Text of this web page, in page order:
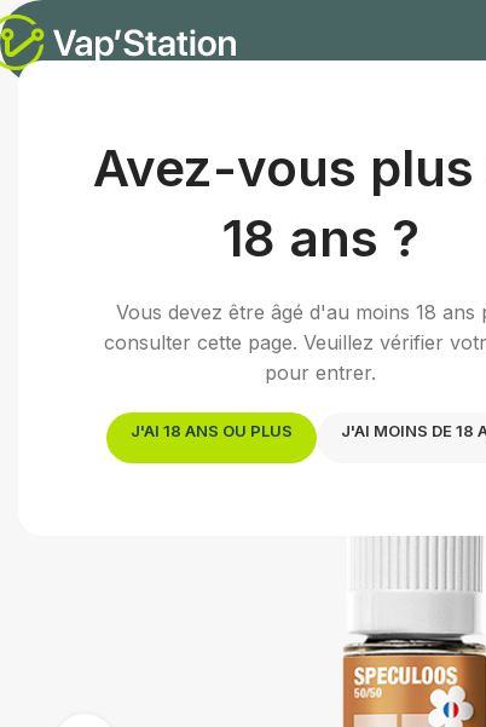
Avez-vous plus
18 ans ?
Vous devez être âgé d'au moins 18 ans
consulter cette page. Veuillez vérifier
pour entrer.
J'AI 18 ANS OU PLUS J'AI MOINS DE 18
/E-liquides